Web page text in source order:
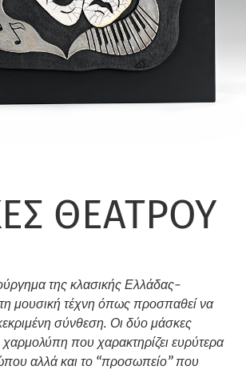
ΘΕΑΤΡΟΥ
της κλασικής Ελλάδας-
μουσική τέχνη όπως προσπαθεί να
σύνθεση. Οι δύο μάσκες
που χαρακτηρίζει ευρύτερα
αλλά και το “προσωπείο” που